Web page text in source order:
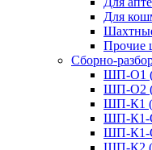
Для
Прочие
Сборно-
ШП-О1
ШП-О2
ШП-К1
ШП-К1-
ШП-К1-
ШП-К2